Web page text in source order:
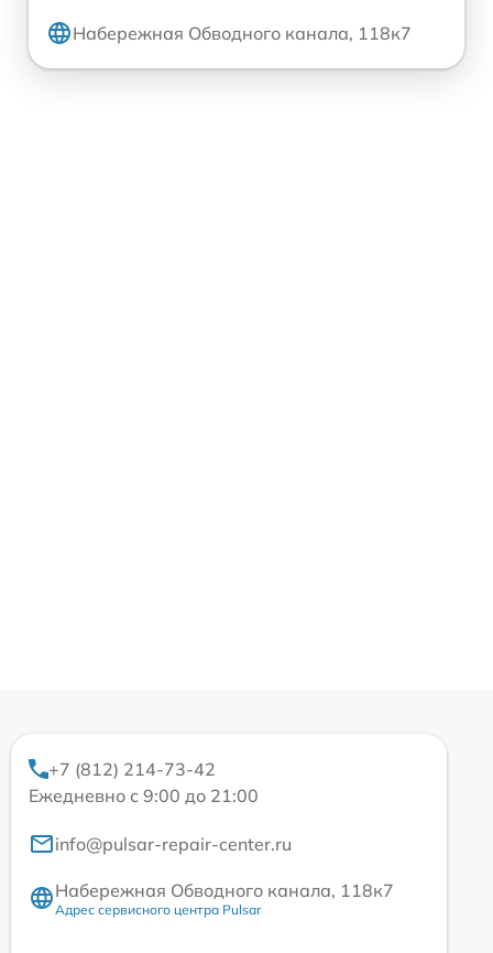
Набережная Обводного канала, 118к7
+7 (812) 214-73-42
Ежедневно с 9:00 до 21:00
info@pulsar-repair-center.ru
Набережная Обводного канала, 118к7
Адрес сервисного центра Pulsar